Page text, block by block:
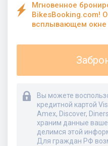
Мгновенное
BikesBooking.com!
всплывающем окне
Вы можете
кредитной картой
Amex, Discover,
храним данные
делимся этой
Для граждан РФ